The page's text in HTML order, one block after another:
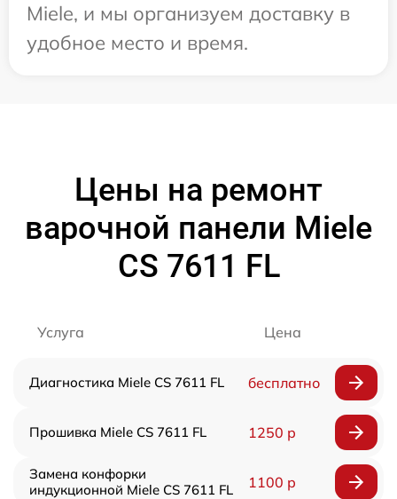
Miele, и мы организуем доставку в
удобное место и время.
Цены на ремонт
варочной панели Miele
CS 7611 FL
Услуга Цена
Диагностика Miele CS 7611 FL бесплатно
Прошивка Miele CS 7611 FL 1250 р
Замена конфорки
индукционной Miele CS 7611 FL
1100 р